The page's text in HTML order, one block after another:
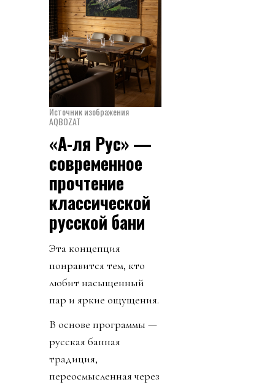
Источник изображения
AQBOZAT
«А-ля Рус» —
современное
прочтение
классической
русской бани
Эта концепция
понравится тем, кто
любит насыщенный
пар и яркие ощущения.
В основе программы —
русская банная
традиция,
переосмысленная через